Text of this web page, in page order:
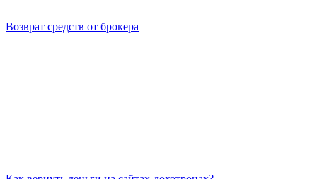
Возврат средств от брокера